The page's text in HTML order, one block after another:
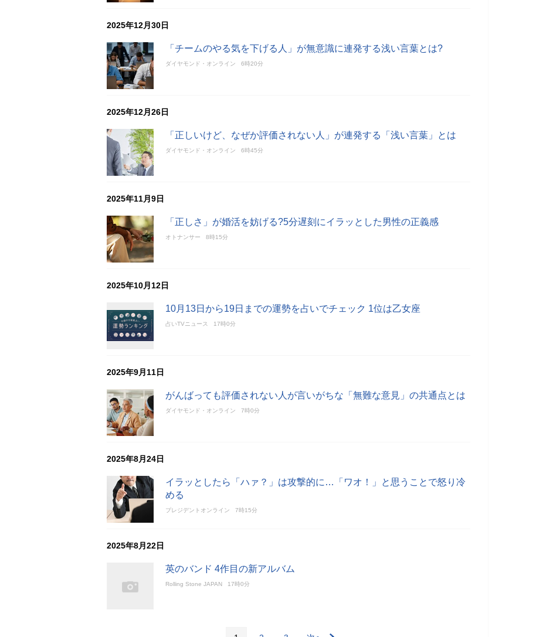
2025年12月30日
「チームのやる気を下げる人」が無意識に連発する浅い言葉とは?
ダイヤモンド・オンライン 6時20分
2025年12月26日
「正しいけど、なぜか評価されない人」が連発する「浅い言葉」とは
ダイヤモンド・オンライン 6時45分
2025年11月9日
「正しさ」が婚活を妨げる?5分遅刻にイラッとした男性の正義感
オトナンサー 8時15分
2025年10月12日
10月13日から19日までの運勢を占いでチェック 1位は乙女座
占いTVニュース 17時0分
2025年9月11日
がんばっても評価されない人が言いがちな「無難な意見」の共通点とは
ダイヤモンド・オンライン 7時0分
2025年8月24日
イラッとしたら「ハァ？」は攻撃的に…「ワオ！」と思うことで怒り冷
める
プレジデントオンライン 7時15分
2025年8月22日
英のバンド 4作目の新アルバム
Rolling Stone JAPAN 17時0分